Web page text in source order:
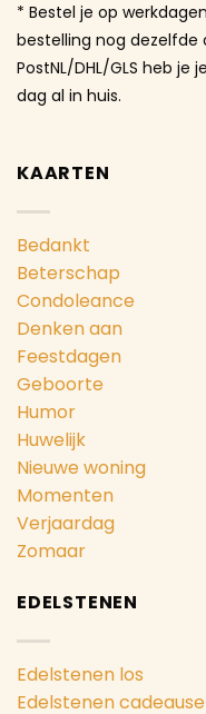
* Bestel je op
bestelling nog dezelfde
PostNL/DHL/GLS heb
dag al in huis.
KAARTEN
Bedankt
Beterschap
Condoleance
Denken aan
Feestdagen
Geboorte
Humor
Huwelijk
Nieuwe woning
Momenten
Verjaardag
Zomaar
EDELSTENEN
Edelstenen los
Edelstenen